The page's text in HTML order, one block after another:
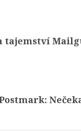
tajemství